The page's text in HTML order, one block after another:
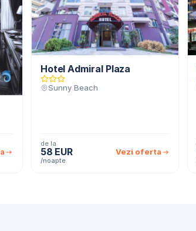
Hotel Admiral Plaza
Sunny Beach
de la
58 EUR
/noapte
Vezi oferta